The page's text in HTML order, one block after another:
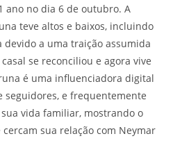
ano no dia 6 de outubro. A
teve altos e baixos, incluindo
a uma traição assumida
se reconciliou e agora vive
é uma influenciadora digital
seguidores, e frequentemente
vida familiar, mostrando o
sua relação com Neymar